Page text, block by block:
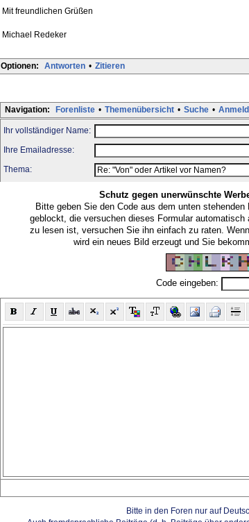
Mit freundlichen Grüßen
Michael Redeker
Optionen: Antworten • Zitieren
Navigation: Forenliste • Themenübersicht • Suche •
Ihr vollständiger Name:
Ihre Emailadresse:
Thema:
Schutz gegen unerwünschte
Bitte geben Sie den Code aus dem unten
geblockt, die versuchen dieses Formular automatisch
zu lesen ist, versuchen Sie ihn einfach zu raten.
wird ein neues Bild erzeugt und Sie
Code eingeben:
Bitte in den Foren nur auf